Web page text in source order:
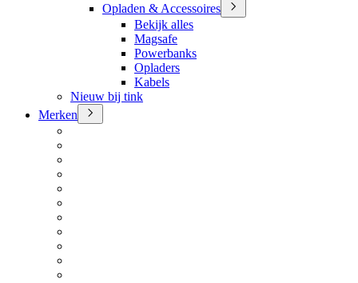
Opladen & Accessoires
Bekijk alles
Magsafe
Powerbanks
Opladers
Kabels
Nieuw bij tink
Merken